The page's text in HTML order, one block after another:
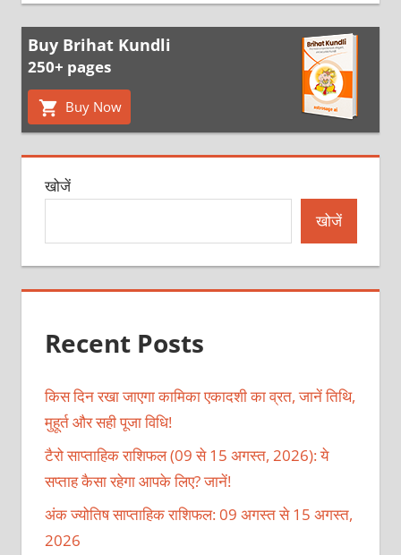
Buy Brihat Kundli
250+ pages
Buy Now
खोजें
खोजें
Recent Posts
किस दिन रखा जाएगा कामिका एकादशी का व्रत, जानें तिथि,
मुहूर्त और सही पूजा विधि!
टैरो साप्ताहिक राशिफल (09 से 15 अगस्त, 2026): ये
सप्ताह कैसा रहेगा आपके लिए? जानें!
अंक ज्योतिष साप्ताहिक राशिफल: 09 अगस्त से 15 अगस्त,
2026